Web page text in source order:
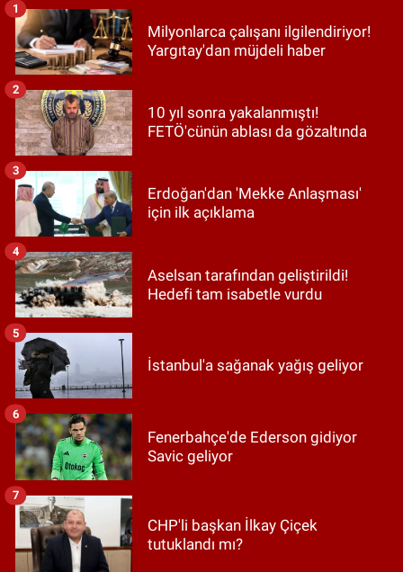
Milyonlarca çalışanı ilgilendiriyor!
Yargıtay'dan müjdeli haber
1
10 yıl sonra yakalanmıştı!
FETÖ'cünün ablası da gözaltında
2
Erdoğan'dan 'Mekke Anlaşması'
için ilk açıklama
3
Aselsan tarafından geliştirildi!
Hedefi tam isabetle vurdu
4
İstanbul'a sağanak yağış geliyor
5
Fenerbahçe'de Ederson gidiyor
Savic geliyor
6
CHP'li başkan İlkay Çiçek
tutuklandı mı?
7